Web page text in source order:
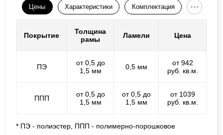
Цены Характеристики Комплектация
Покрытие
Толщина
рамы
Ламели Цена
ПЭ
от 0,5 до
1,5 мм
0,5 мм
от 942
руб. кв.м.
ППП
от 0,5 до
1,5 мм
от 0,5 до
1,5 мм
от 1039
руб. кв.м.
* ПЭ - полиэстер, ППП - полимерно-порошковое